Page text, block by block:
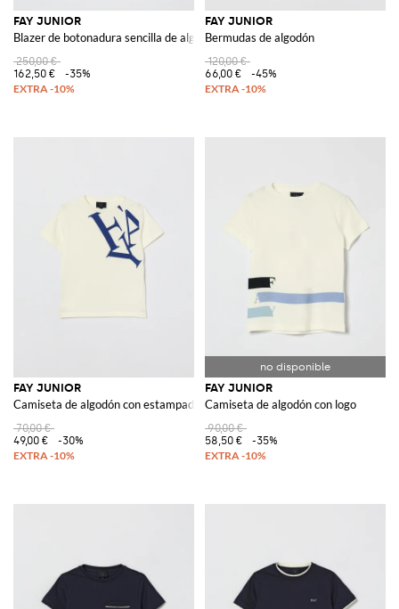
FAY JUNIOR
Blazer de botonadura sencilla de algodón y lino a rayas
250,00 €
162,50 €
-35%
FAY JUNIOR
Bermudas de algodón
120,00 €
66,00 €
-45%
FAY JUNIOR
Camiseta de algodón con estampado de logo
70,00 €
49,00 €
-30%
FAY JUNIOR
Camiseta de algodón con logo
90,00 €
58,50 €
-35%